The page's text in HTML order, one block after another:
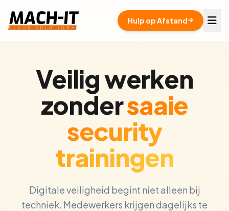
Hulp op Afstand
Veilig werken
zondersaaie
security
trainingen
Digitale veiligheid begint niet alleen bij
techniek. Medewerkers krijgen dagelijks te